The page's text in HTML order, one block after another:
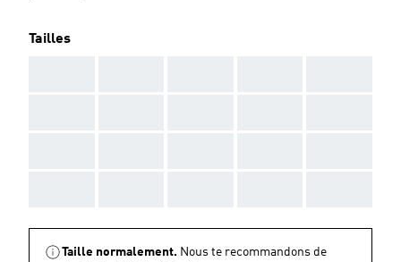
Tailles
Taille normalement. Nous te recommandons de